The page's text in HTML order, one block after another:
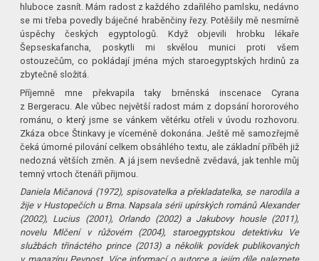
hluboce zasnít. Mám radost z každého zdařilého pamlsku, nedávno
se mi třeba povedly báječné hraběnčiny řezy. Potěšily mě nesmírně
úspěchy českých egyptologů. Když objevili hrobku lékaře
Šepseskafancha, poskytli mi skvělou munici proti všem
ostouzečům, co pokládají jména mých staroegyptských hrdinů za
zbytečně složitá.
Příjemně mne překvapila taky brněnská inscenace Cyrana
z Bergeracu. Ale vůbec největší radost mám z dopsání hororového
románu, o který jsme se vánkem větérku otřeli v úvodu rozhovoru.
Zkáza obce Štinkavy je víceméně dokonána. Ještě mě samozřejmě
čeká úmorné pilování celkem obsáhlého textu, ale základní příběh již
nedozná větších změn. A já jsem nevšedně zvědavá, jak tenhle můj
temný vrtoch čtenáři přijmou.
Daniela Mičanová (1972), spisovatelka a překladatelka, se narodila a
žije v Hustopečích u Brna. Napsala sérii upírských románů Alexander
(2002), Lucius (2001), Orlando (2002) a Jakubovy housle (2011),
novelu Mlčení v růžovém (2004), staroegyptskou detektivku Ve
službách třináctého prince (2013) a několik povídek publikovaných